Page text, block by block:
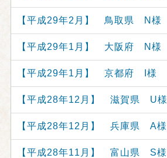
【平成29年2月】 鳥取県 N様
【平成29年1月】 大阪府 N様
【平成29年1月】 京都府 I様
【平成28年12月】 滋賀県 U様
【平成28年12月】 兵庫県 A様
【平成28年11月】 富山県 S様